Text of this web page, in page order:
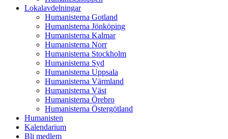
Lokalavdelningar
Humanisterna Gotland
Humanisterna Jönköping
Humanisterna Kalmar
Humanisterna Norr
Humanisterna Stockholm
Humanisterna Syd
Humanisterna Uppsala
Humanisterna Värmland
Humanisterna Väst
Humanisterna Örebro
Humanisterna Östergötland
Humanisten
Kalendarium
Bli medlem